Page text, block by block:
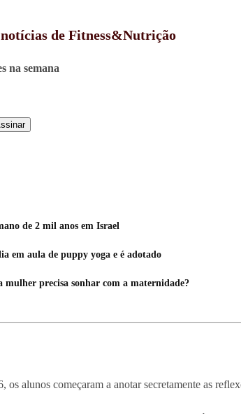
notícias de Fitness&Nutrição
na semana
de 2 mil anos em Israel
em aula de puppy yoga e é adotado
precisa sonhar com a maternidade?
os alunos começaram a anotar secretamente as